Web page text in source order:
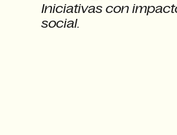
Iniciativas con
social.